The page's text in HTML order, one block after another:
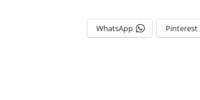
Pinterest
WhatsApp